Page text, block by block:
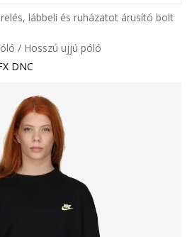
lábbeli és ruházatot árusító bolt
Hosszú ujjú póló
DNC